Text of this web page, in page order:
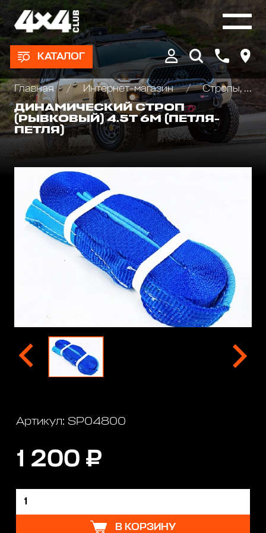
КАТАЛОГ
Главная Интернет-магазин
Стропы, шаклы и аксессуары
ДИНАМИЧЕСКИЙ СТРОП
(РЫВКОВЫЙ) 4.5Т 6М (ПЕТЛЯ-
ПЕТЛЯ)
Артикул: SP04800
1 200 ₽
В КОРЗИНУ